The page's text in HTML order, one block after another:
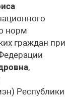
норм
граждан при
,
Республики